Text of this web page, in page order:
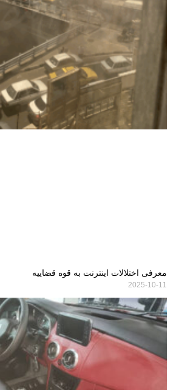
معرفی اختلالات اینترنت به قوه قضاییه
2025-10-11